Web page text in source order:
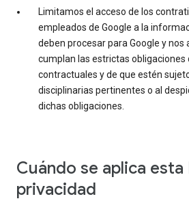
Limitamos el acceso de los
empleados de Google a la
deben procesar para Google y nos
cumplan las estrictas obligaciones
contractuales y de que estén
disciplinarias pertinentes o al
dichas obligaciones.
Cuándo se aplica esta
privacidad